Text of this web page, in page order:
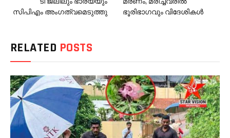
സിപിഎം അം​ഗത്വമെടുത്തു
ഭൂരിഭാഗവും വിദേശികൾ
RELATED POSTS